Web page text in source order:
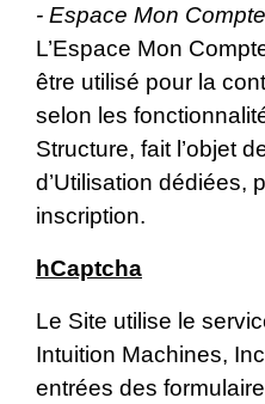
- Espace Mon
L’Espace Mon
être utilisé pour la
selon les
Structure, fait l’objet
d’Utilisation dédiées,
inscription.
hCaptcha
Le Site utilise le
Intuition Machines,
entrées des